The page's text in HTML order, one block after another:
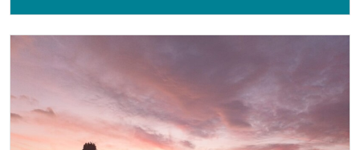
compone di ingresso su ampio disimpegno, elegante zona
pranzo con soggiorno, cucina abitabile con accesso a
terrazzino e veranda, studio, tre camere da letto, di cui una
padronale con accesso diretto alla terrazza e stanza armadi